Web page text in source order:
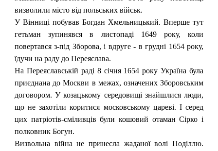
визволили місто від польських військ.
У Вінниці побував Богдан Хмельницький. Вперше тут
гетьман зупинявся в листопаді 1649 року, коли
повертався з-під Зборова, і вдруге - в грудні 1654 року,
їдучи на раду до Переяслава.
На Переяславській раді 8 січня 1654 року Україна була
приєднана до Москви в межах, означених Зборовським
договором. У козацькому середовищі знайшлися люди,
що не захотіли коритися московському цареві. І серед
цих патріотів-сміливців були кошовий отаман Сірко і
полковник Богун.
Визвольна війна не принесла жаданої волі Поділлю.